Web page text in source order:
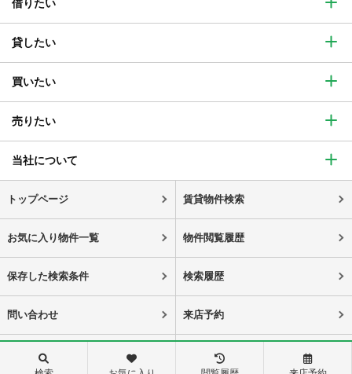
借りたい
貸したい
買いたい
売りたい
当社について
トップページ 賃貸物件検索
お気に入り物件一覧 物件閲覧履歴
保存した検索条件 検索履歴
問い合わせ 来店予約
スタッフ紹介 会社概要